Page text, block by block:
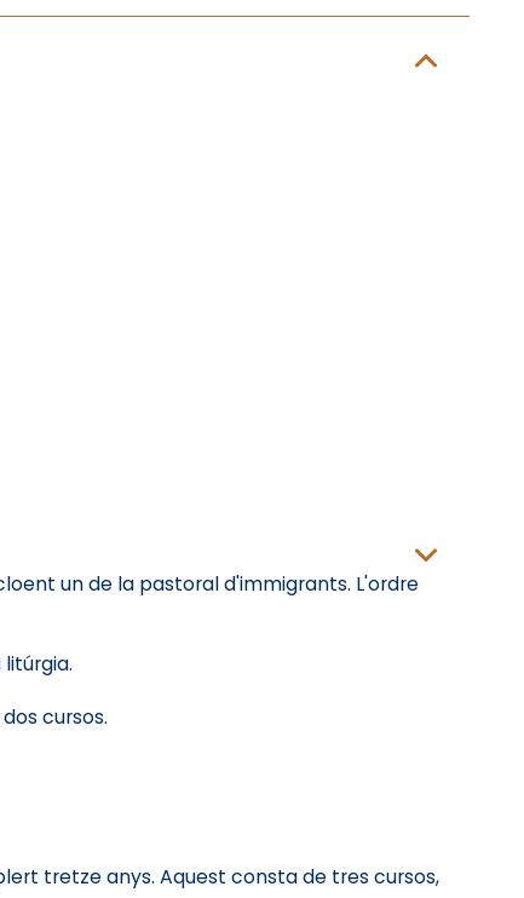
un de la pastoral d'immigrants. L'ordre
cursos.
tretze anys. Aquest consta de tres cursos,